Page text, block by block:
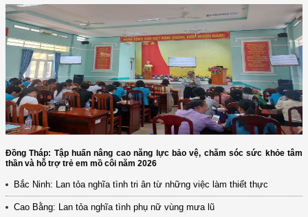
Đồng Tháp: Tập huấn nâng cao năng lực bảo vệ, chăm sóc sức khỏe tâm
thần và hỗ trợ trẻ em mồ côi năm 2026
Bắc Ninh: Lan tỏa nghĩa tình tri ân từ những việc làm thiết thực
Cao Bằng: Lan tỏa nghĩa tình phụ nữ vùng mưa lũ